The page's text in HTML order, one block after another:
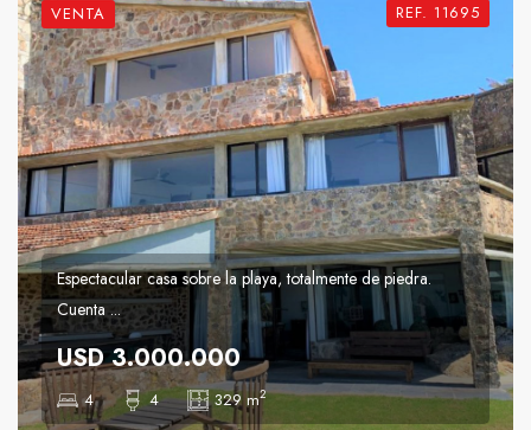
VENTA REF. 11695
Espectacular casa sobre la playa, totalmente de piedra.
Cuenta ...
USD 3.000.000
4 4 329 m2